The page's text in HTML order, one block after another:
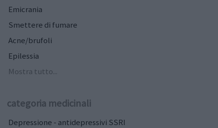
Emicrania
Smettere di fumare
Acne/brufoli
Epilessia
Mostra tutto...
categoria medicinali
Depressione - antidepressivi SSRI